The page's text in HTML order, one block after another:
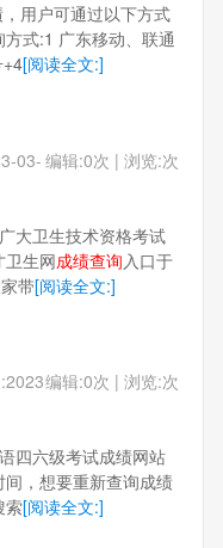
用户可通过以下方式
式:1 广东移动、联通
[阅读全文:]
编辑:0次 | 浏览:次
03-
大卫生技术资格考试
卫生网成绩查询 入口于
带[阅读全文:]
编辑:0次 | 浏览:次
四六级考试成绩网站
，想要重新查询成绩
索[阅读全文:]